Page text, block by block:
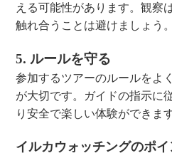
える可能性があります。観察
触れ合うことは避けましょう。
5. ルールを守る
参加するツアーのルールをよ
が大切です。ガイドの指示に
り安全で楽しい体験ができます
イルカウォッチングのポイ